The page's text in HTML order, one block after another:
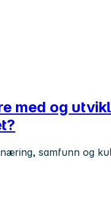
med og
samfunn og